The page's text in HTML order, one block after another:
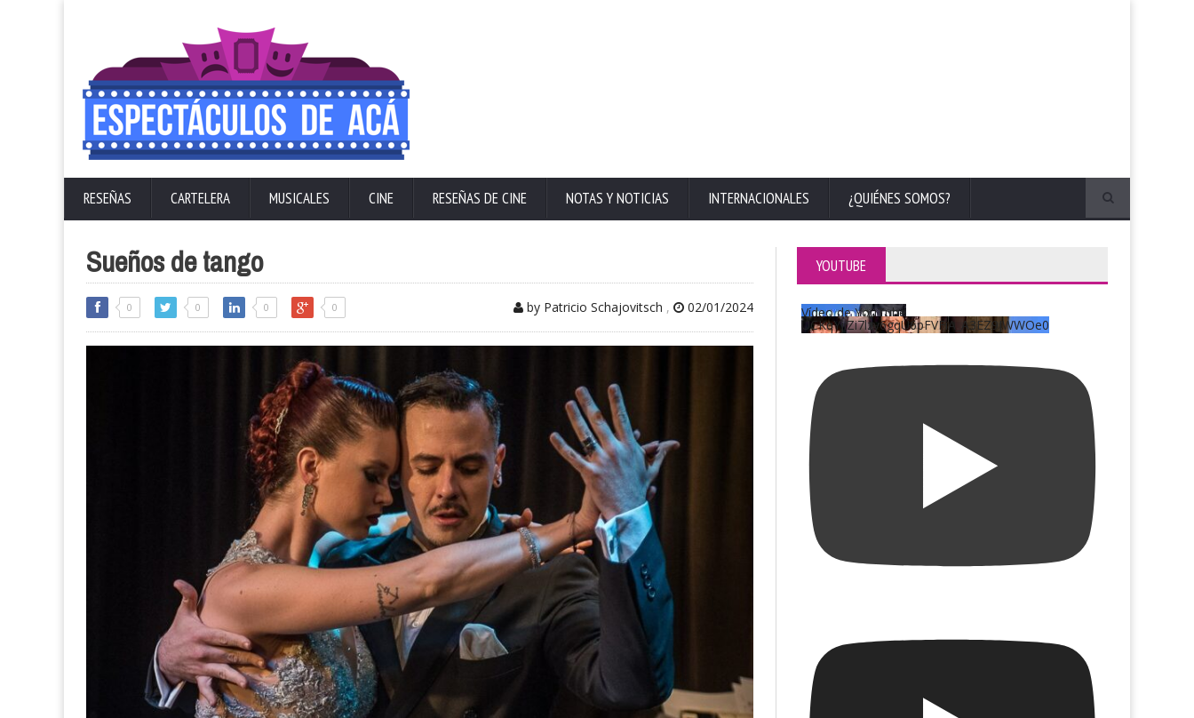
RESEÑAS CARTELERA MUSICALES CINE RESEÑAS DE CINE NOTAS Y NOTICIAS INTERNACIONALES ¿QUIÉNES SOMOS?
Sueños de tango
0 0 0 0 by Patricio Schajovitsch , 02/01/2024
YOUTUBE
Vídeo de YouTube
UCKqYjiZi7lzy6gqU6pFVFiA_A3EZ9JWWOe0